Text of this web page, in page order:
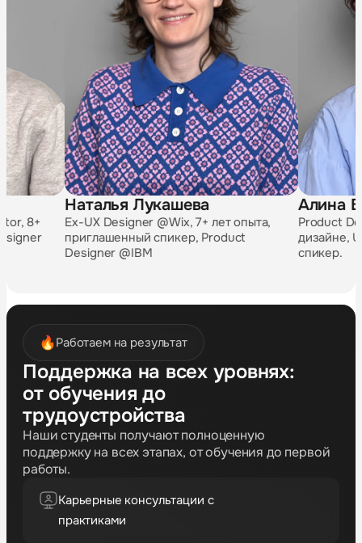
Наталья Лукашева
Ex-UX Designer @Wix, 7+ лет опыта,
приглашенный спикер, Product
Designer @IBM
Алина
Product
дизайне, UX
спикер.
Работаем на результат
Поддержка на всех уровнях:
от обучения до
трудоустройства
Наши студенты получают полноценную
поддержку на всех этапах, от обучения до первой
работы.
Карьерные консультации с
практиками